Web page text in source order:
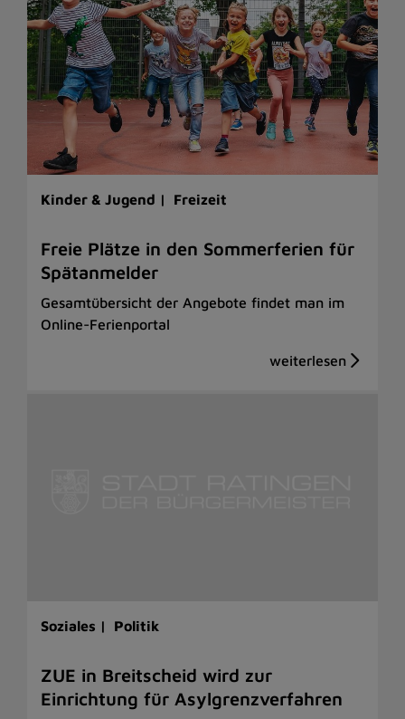
Kinder & Jugend | Freizeit
Freie Plätze in den Sommerferien für
Spätanmelder
Gesamtübersicht der Angebote findet man im
Online-Ferienportal
Soziales | Politik
ZUE in Breitscheid wird zur
Einrichtung für Asylgrenzverfahren